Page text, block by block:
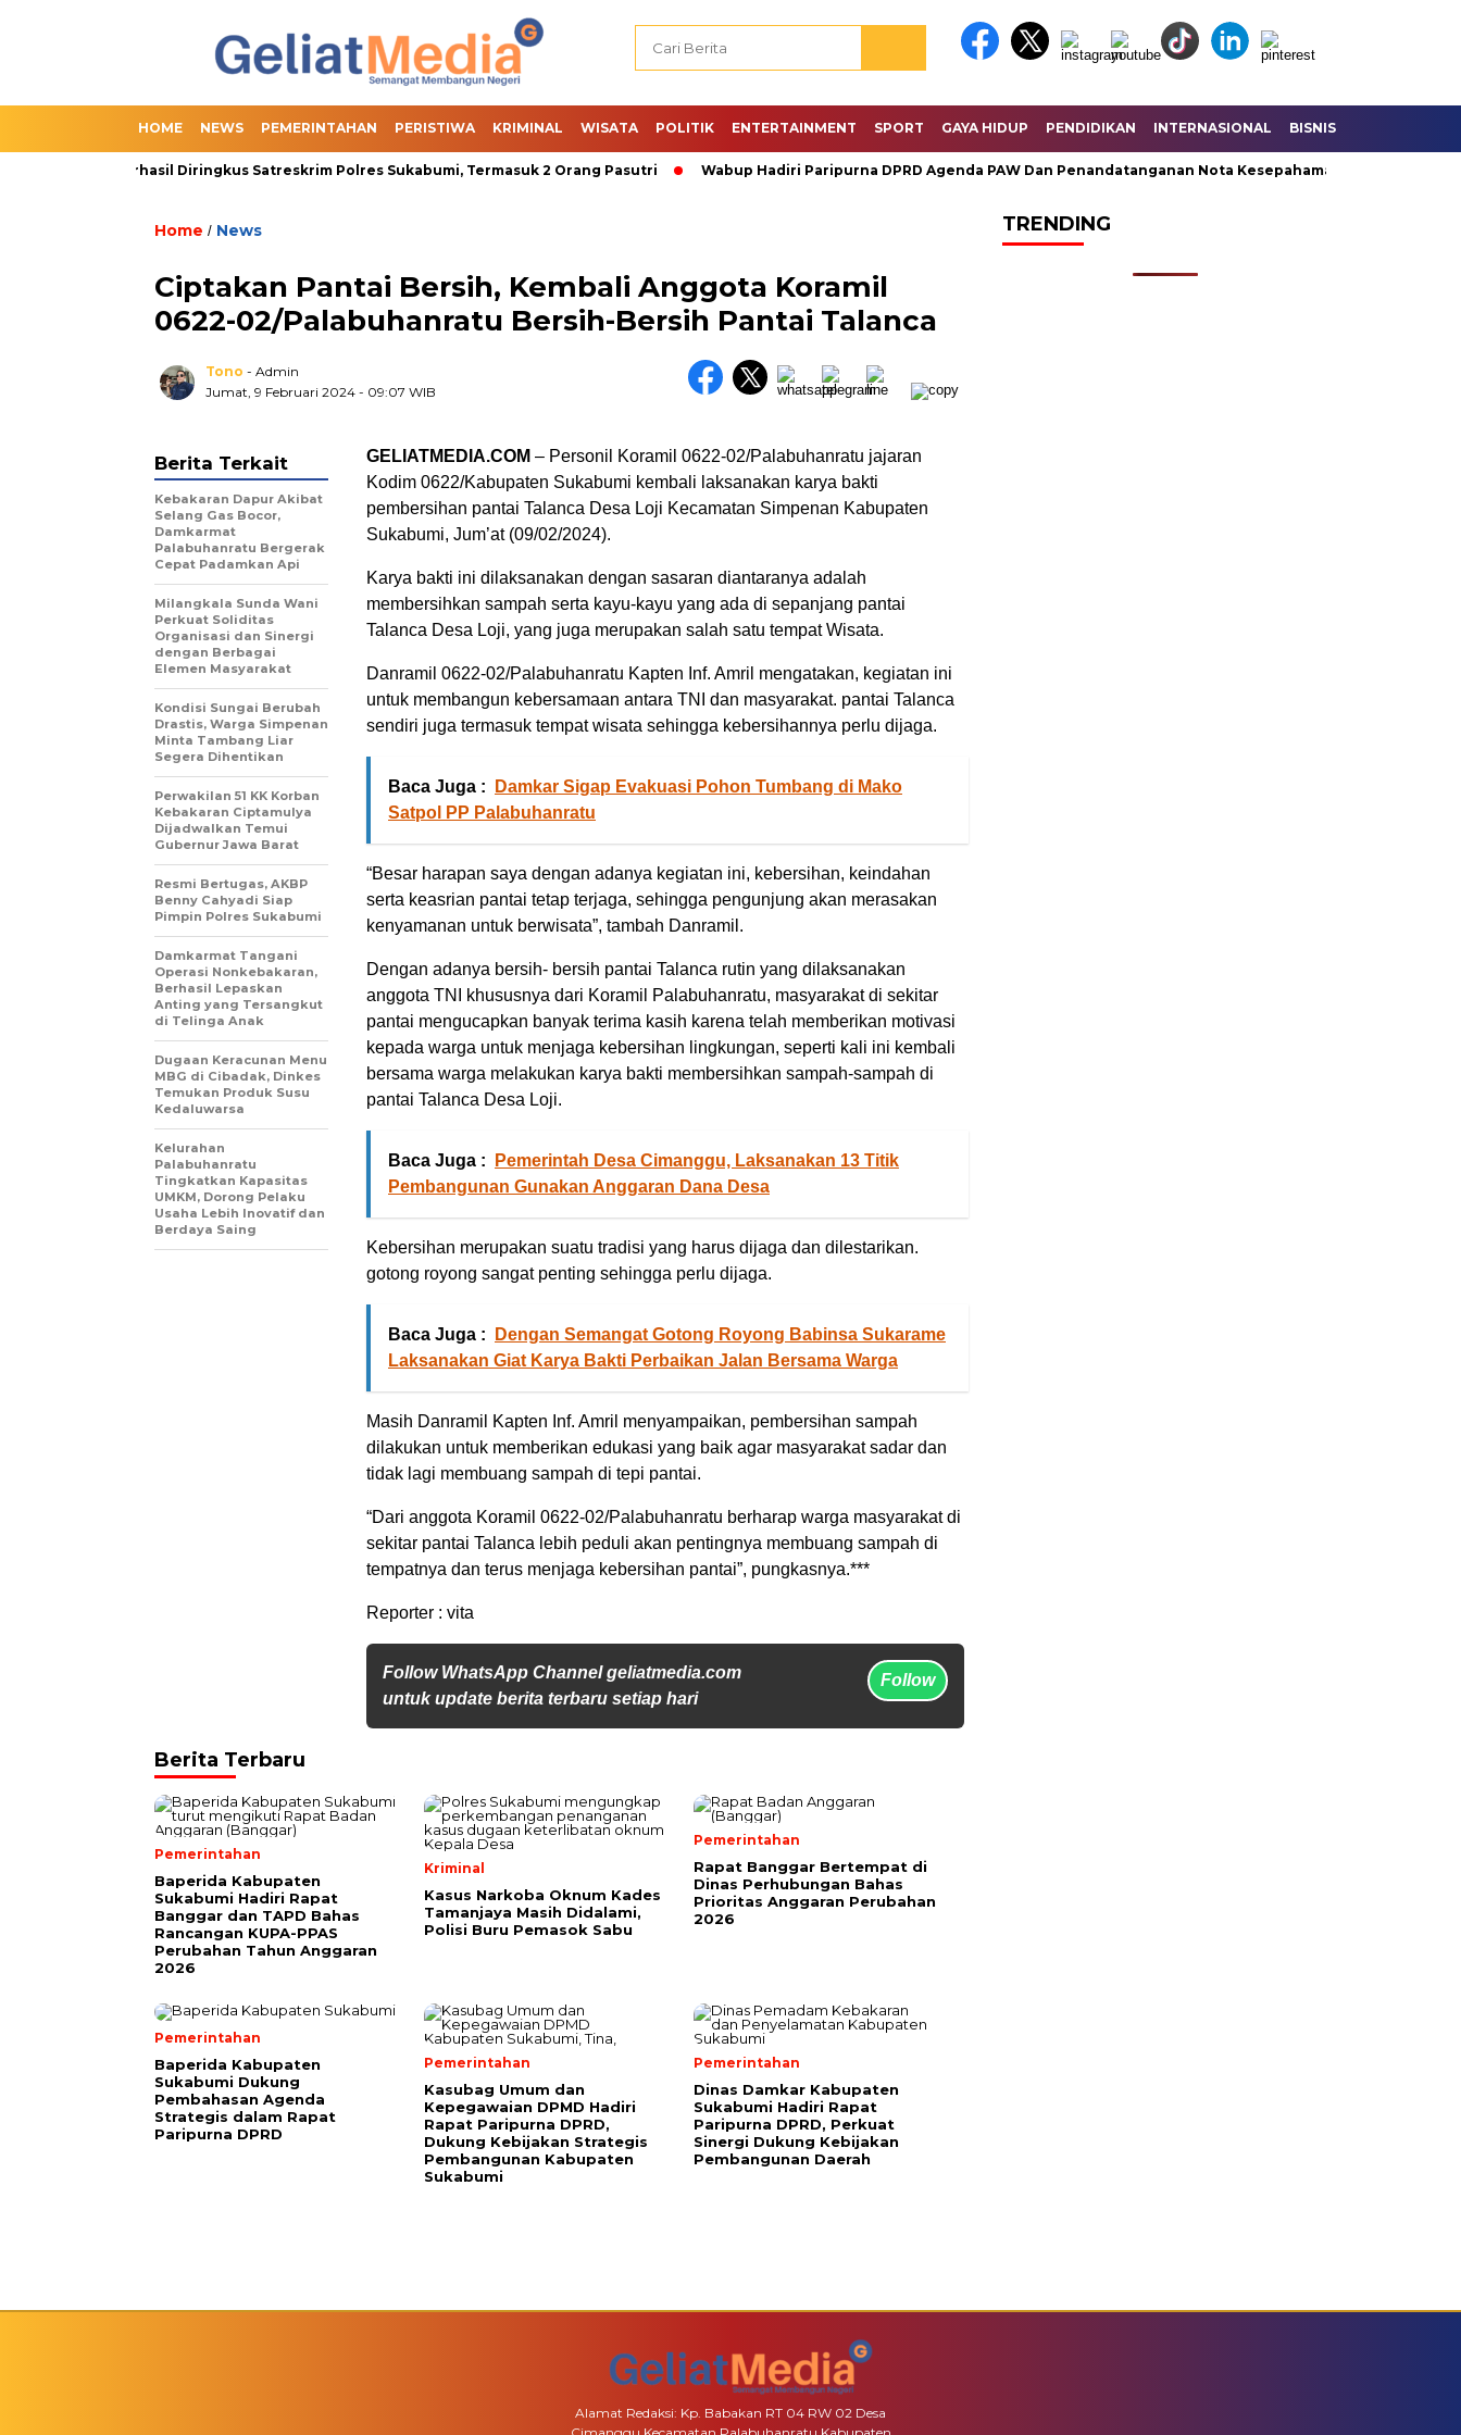
HOME NEWS PEMERINTAHAN PERISTIWA KRIMINAL WISATA POLITIK ENTERTAINMENT SPORT GAYA HIDUP PENDIDIKAN INTERNASIONAL BISNIS
Slot Berhasil Diringkus Satreskrim Polres Sukabumi, Termasuk 2 Orang Pasutri Wabup Hadiri Paripurna DPRD Agenda PAW Dan Penandatanganan Nota Kesepahaman KUA – PPAS
Home / News
Ciptakan Pantai Bersih, Kembali Anggota Koramil
0622-02/Palabuhanratu Bersih-Bersih Pantai Talanca
Tono - Admin
Jumat, 9 Februari 2024 - 09:07 WIB
GELIATMEDIA.COM – Personil Koramil 0622-02/Palabuhanratu jajaran
Kodim 0622/Kabupaten Sukabumi kembali laksanakan karya bakti
pembersihan pantai Talanca Desa Loji Kecamatan Simpenan Kabupaten
Sukabumi, Jum’at (09/02/2024).
Karya bakti ini dilaksanakan dengan sasaran diantaranya adalah
membersihkan sampah serta kayu-kayu yang ada di sepanjang pantai
Talanca Desa Loji, yang juga merupakan salah satu tempat Wisata.
Danramil 0622-02/Palabuhanratu Kapten Inf. Amril mengatakan, kegiatan ini
untuk membangun kebersamaan antara TNI dan masyarakat. pantai Talanca
sendiri juga termasuk tempat wisata sehingga kebersihannya perlu dijaga.
Baca Juga :
Damkar Sigap Evakuasi Pohon Tumbang di Mako
Satpol PP Palabuhanratu
“Besar harapan saya dengan adanya kegiatan ini, kebersihan, keindahan
serta keasrian pantai tetap terjaga, sehingga pengunjung akan merasakan
kenyamanan untuk berwisata”, tambah Danramil.
Dengan adanya bersih- bersih pantai Talanca rutin yang dilaksanakan
anggota TNI khususnya dari Koramil Palabuhanratu, masyarakat di sekitar
pantai mengucapkan banyak terima kasih karena telah memberikan motivasi
kepada warga untuk menjaga kebersihan lingkungan, seperti kali ini kembali
bersama warga melakukan karya bakti membersihkan sampah-sampah di
pantai Talanca Desa Loji.
Baca Juga :
Pemerintah Desa Cimanggu, Laksanakan 13 Titik
Pembangunan Gunakan Anggaran Dana Desa
Kebersihan merupakan suatu tradisi yang harus dijaga dan dilestarikan.
gotong royong sangat penting sehingga perlu dijaga.
Baca Juga :
Dengan Semangat Gotong Royong Babinsa Sukarame
Laksanakan Giat Karya Bakti Perbaikan Jalan Bersama Warga
Masih Danramil Kapten Inf. Amril menyampaikan, pembersihan sampah
dilakukan untuk memberikan edukasi yang baik agar masyarakat sadar dan
tidak lagi membuang sampah di tepi pantai.
“Dari anggota Koramil 0622-02/Palabuhanratu berharap warga masyarakat di
sekitar pantai Talanca lebih peduli akan pentingnya membuang sampah di
tempatnya dan terus menjaga kebersihan pantai”, pungkasnya.***
Reporter : vita
Follow WhatsApp Channel geliatmedia.com
untuk update berita terbaru setiap hari
Follow
Berita Terkait
Kebakaran Dapur Akibat
Selang Gas Bocor,
Damkarmat
Palabuhanratu Bergerak
Cepat Padamkan Api
Milangkala Sunda Wani
Perkuat Soliditas
Organisasi dan Sinergi
dengan Berbagai
Elemen Masyarakat
Kondisi Sungai Berubah
Drastis, Warga Simpenan
Minta Tambang Liar
Segera Dihentikan
Perwakilan 51 KK Korban
Kebakaran Ciptamulya
Dijadwalkan Temui
Gubernur Jawa Barat
Resmi Bertugas, AKBP
Benny Cahyadi Siap
Pimpin Polres Sukabumi
Damkarmat Tangani
Operasi Nonkebakaran,
Berhasil Lepaskan
Anting yang Tersangkut
di Telinga Anak
Dugaan Keracunan Menu
MBG di Cibadak, Dinkes
Temukan Produk Susu
Kedaluwarsa
Kelurahan
Palabuhanratu
Tingkatkan Kapasitas
UMKM, Dorong Pelaku
Usaha Lebih Inovatif dan
Berdaya Saing
Berita Terbaru
Pemerintahan
Baperida Kabupaten
Sukabumi Hadiri Rapat
Banggar dan TAPD Bahas
Rancangan KUPA-PPAS
Perubahan Tahun Anggaran
2026
Kriminal
Kasus Narkoba Oknum Kades
Tamanjaya Masih Didalami,
Polisi Buru Pemasok Sabu
Pemerintahan
Rapat Banggar Bertempat di
Dinas Perhubungan Bahas
Prioritas Anggaran Perubahan
2026
Pemerintahan
Baperida Kabupaten
Sukabumi Dukung
Pembahasan Agenda
Strategis dalam Rapat
Paripurna DPRD
Pemerintahan
Kasubag Umum dan
Kepegawaian DPMD Hadiri
Rapat Paripurna DPRD,
Dukung Kebijakan Strategis
Pembangunan Kabupaten
Sukabumi
Pemerintahan
Dinas Damkar Kabupaten
Sukabumi Hadiri Rapat
Paripurna DPRD, Perkuat
Sinergi Dukung Kebijakan
Pembangunan Daerah
TRENDING
Alamat Redaksi: Kp. Babakan RT 04 RW 02 Desa